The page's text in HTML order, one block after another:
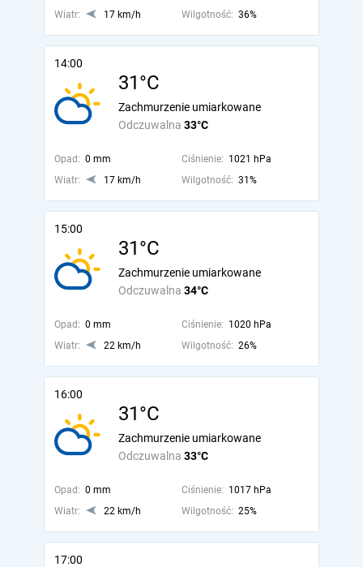
Wiatr:
17 km/h Wilgotność: 36%
14:00
31°C
Odczuwalna 33°C
Zachmurzenie umiarkowane
Opad: 0 mm Ciśnienie: 1021 hPa
Wiatr:
17 km/h Wilgotność: 31%
15:00
31°C
Odczuwalna 34°C
Zachmurzenie umiarkowane
Opad: 0 mm Ciśnienie: 1020 hPa
Wiatr:
22 km/h Wilgotność: 26%
16:00
31°C
Odczuwalna 33°C
Zachmurzenie umiarkowane
Opad: 0 mm Ciśnienie: 1017 hPa
Wiatr:
22 km/h Wilgotność: 25%
17:00